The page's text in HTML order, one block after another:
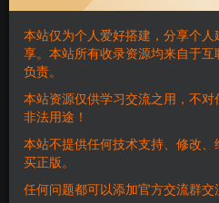
￥
本站仅为个人爱好搭建，分享个
享。本站所有收录资源均来自于
负责。
本站资源仅供学习交流之用，不
非法用途！
本站不提供任何技术支持、修改
买正版。
任何问题都可以添加官方交流群交